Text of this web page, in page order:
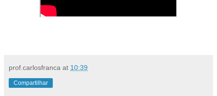
prof.carlosfranca at 10:39
Compartilhar